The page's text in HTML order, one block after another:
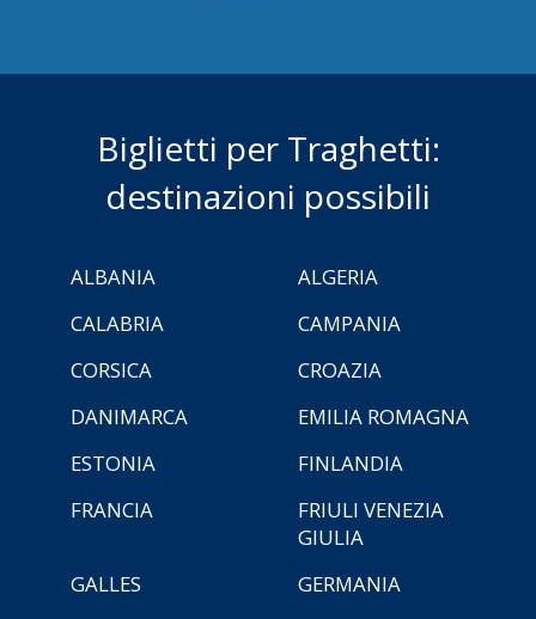
Biglietti per Traghetti:
destinazioni possibili
ALBANIA
ALGERIA
CALABRIA
CAMPANIA
CORSICA
CROAZIA
DANIMARCA
EMILIA ROMAGNA
ESTONIA
FINLANDIA
FRANCIA
FRIULI VENEZIA
GIULIA
GALLES
GERMANIA